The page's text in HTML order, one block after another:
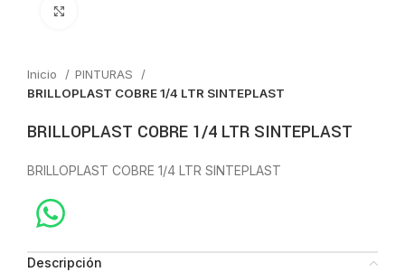
Inicio
PINTURAS
BRILLOPLAST COBRE 1/4 LTR SINTEPLAST
BRILLOPLAST COBRE 1/4 LTR SINTEPLAST
BRILLOPLAST COBRE 1/4 LTR SINTEPLAST
Descripción